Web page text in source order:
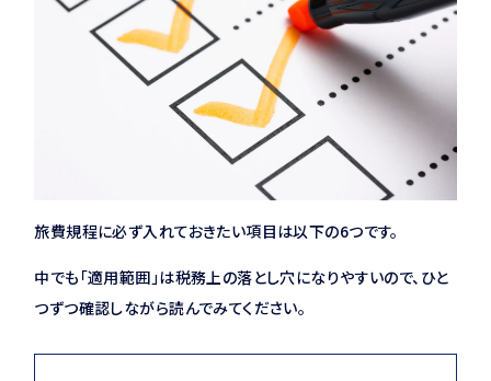
旅費規程に必ず入れておきたい項目は以下の6つです。
中でも「適用範囲」は税務上の落とし穴になりやすいので、ひと
つずつ確認しながら読んでみてください。